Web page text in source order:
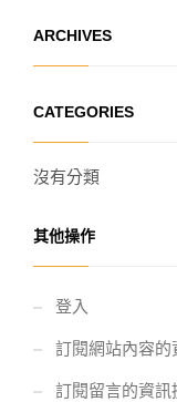
ARCHIVES
CATEGORIES
沒有分類
其他操作
登入
訂閱網站內容的
訂閱留言的資訊